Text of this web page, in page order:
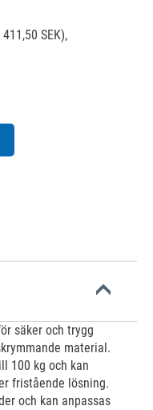
SEK),
säker och trygg
material.
100 kg och kan
fristående lösning.
och kan anpassas